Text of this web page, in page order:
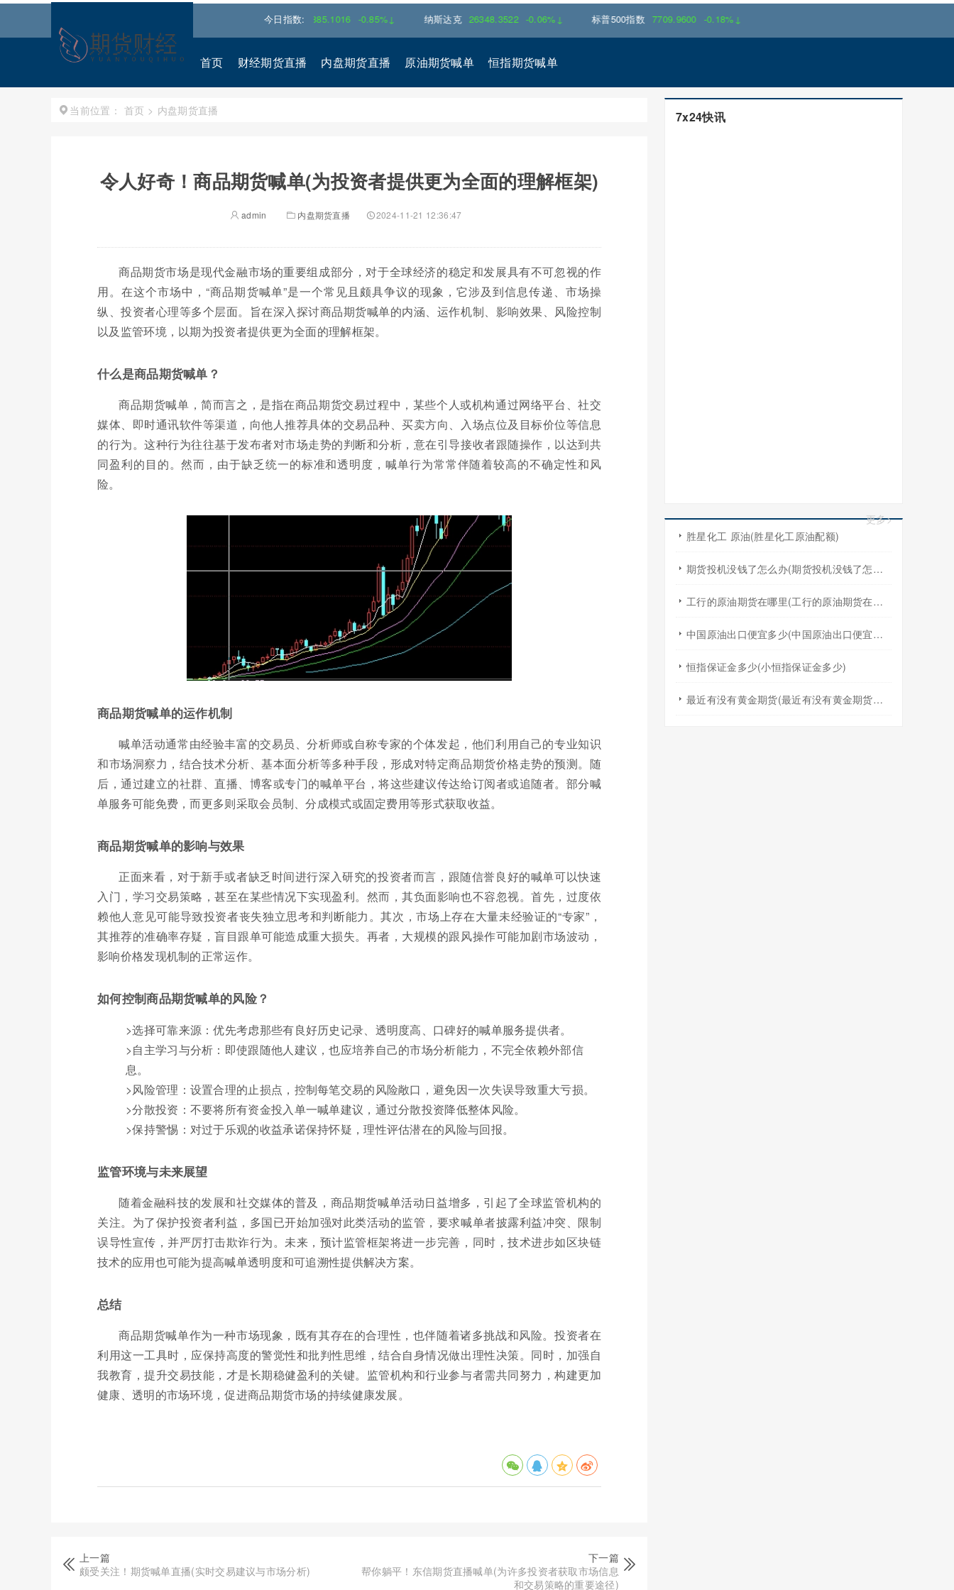
今日指数:
53885.1016 -0.85%↓ 纳斯达克 26348.3522 -0.06%↓ 标普500指数 7709.9600 -0.18%↓
首页 财经期货直播 内盘期货直播 原油期货喊单 恒指期货喊单
当前位置： 首页 > 内盘期货直播
令人好奇！商品期货喊单(为投资者提供更为全面的理解框架)
admin 内盘期货直播 2024-11-21 12:36:47
商品期货市场是现代金融市场的重要组成部分，对于全球经济的稳定和发展具有不可忽视的作
用。在这个市场中，“商品期货喊单”是一个常见且颇具争议的现象，它涉及到信息传递、市场操
纵、投资者心理等多个层面。旨在深入探讨商品期货喊单的内涵、运作机制、影响效果、风险控制
以及监管环境，以期为投资者提供更为全面的理解框架。
什么是商品期货喊单？
商品期货喊单，简而言之，是指在商品期货交易过程中，某些个人或机构通过网络平台、社交
媒体、即时通讯软件等渠道，向他人推荐具体的交易品种、买卖方向、入场点位及目标价位等信息
的行为。这种行为往往基于发布者对市场走势的判断和分析，意在引导接收者跟随操作，以达到共
同盈利的目的。然而，由于缺乏统一的标准和透明度，喊单行为常常伴随着较高的不确定性和风
险。
商品期货喊单的运作机制
喊单活动通常由经验丰富的交易员、分析师或自称专家的个体发起，他们利用自己的专业知识
和市场洞察力，结合技术分析、基本面分析等多种手段，形成对特定商品期货价格走势的预测。随
后，通过建立的社群、直播、博客或专门的喊单平台，将这些建议传达给订阅者或追随者。部分喊
单服务可能免费，而更多则采取会员制、分成模式或固定费用等形式获取收益。
商品期货喊单的影响与效果
正面来看，对于新手或者缺乏时间进行深入研究的投资者而言，跟随信誉良好的喊单可以快速
入门，学习交易策略，甚至在某些情况下实现盈利。然而，其负面影响也不容忽视。首先，过度依
赖他人意见可能导致投资者丧失独立思考和判断能力。其次，市场上存在大量未经验证的“专家”，
其推荐的准确率存疑，盲目跟单可能造成重大损失。再者，大规模的跟风操作可能加剧市场波动，
影响价格发现机制的正常运作。
如何控制商品期货喊单的风险？
>选择可靠来源：优先考虑那些有良好历史记录、透明度高、口碑好的喊单服务提供者。
>自主学习与分析：即使跟随他人建议，也应培养自己的市场分析能力，不完全依赖外部信
息。
>风险管理：设置合理的止损点，控制每笔交易的风险敞口，避免因一次失误导致重大亏损。
>分散投资：不要将所有资金投入单一喊单建议，通过分散投资降低整体风险。
>保持警惕：对过于乐观的收益承诺保持怀疑，理性评估潜在的风险与回报。
监管环境与未来展望
随着金融科技的发展和社交媒体的普及，商品期货喊单活动日益增多，引起了全球监管机构的
关注。为了保护投资者利益，多国已开始加强对此类活动的监管，要求喊单者披露利益冲突、限制
误导性宣传，并严厉打击欺诈行为。未来，预计监管框架将进一步完善，同时，技术进步如区块链
技术的应用也可能为提高喊单透明度和可追溯性提供解决方案。
总结
商品期货喊单作为一种市场现象，既有其存在的合理性，也伴随着诸多挑战和风险。投资者在
利用这一工具时，应保持高度的警觉性和批判性思维，结合自身情况做出理性决策。同时，加强自
我教育，提升交易技能，才是长期稳健盈利的关键。监管机构和行业参与者需共同努力，构建更加
健康、透明的市场环境，促进商品期货市场的持续健康发展。
上一篇
颇受关注！期货喊单直播(实时交易建议与市场分析)
下一篇
帮你躺平！东信期货直播喊单(为许多投资者获取市场信息
和交易策略的重要途径)
7x24快讯
更多>
胜星化工 原油(胜星化工原油配额)
期货投机没钱了怎么办(期货投机没钱了怎么办啊)
工行的原油期货在哪里(工行的原油期货在哪里买)
中国原油出口便宜多少(中国原油出口便宜多少吨)
恒指保证金多少(小恒指保证金多少)
最近有没有黄金期货(最近有没有黄金期货交易)